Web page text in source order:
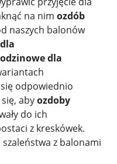
na nim ozdób
naszych balonów
dla
odpowiednio
abyozdoby
do ich
z kreskówek.
z balonami